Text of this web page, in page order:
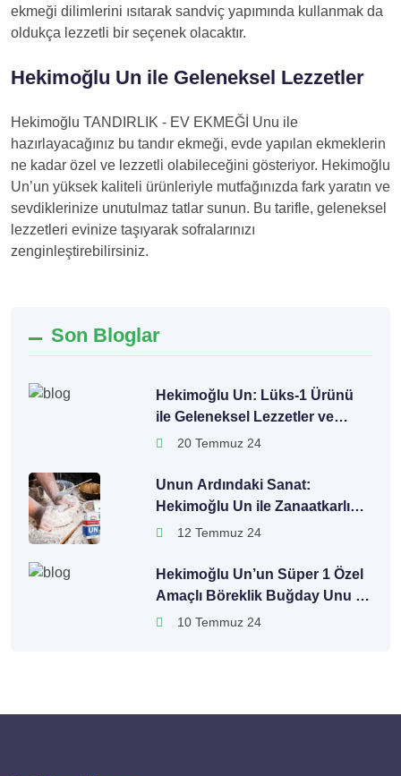
ekmeği dilimlerini ısıtarak sandviç yapımında kullanmak da
oldukça lezzetli bir seçenek olacaktır.
Hekimoğlu Un ile Geleneksel Lezzetler
Hekimoğlu TANDIRLIK - EV EKMEĞİ Unu ile
hazırlayacağınız bu tandır ekmeği, evde yapılan ekmeklerin
ne kadar özel ve lezzetli olabileceğini gösteriyor. Hekimoğlu
Un’un yüksek kaliteli ürünleriyle mutfağınızda fark yaratın ve
sevdiklerinize unutulmaz tatlar sunun. Bu tarifle, geleneksel
lezzetleri evinize taşıyarak sofralarınızı
zenginleştirebilirsiniz.
Son Bloglar
Hekimoğlu Un: Lüks-1 Ürünü
ile Geleneksel Lezzetler ve
Modern Üretim Teknikleri
20 Temmuz 24
Unun Ardındaki Sanat:
Hekimoğlu Un ile Zanaatkarlığın
Zirvesine
12 Temmuz 24
Hekimoğlu Un’un Süper 1 Özel
Amaçlı Böreklik Buğday Unu ile
Lezzet Yolculuğu
10 Temmuz 24